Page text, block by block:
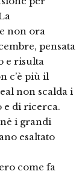
non ora
pensata
e risulta
c’è più il
non scalda i
e di ricerca.
i grandi
esaltato
come fa